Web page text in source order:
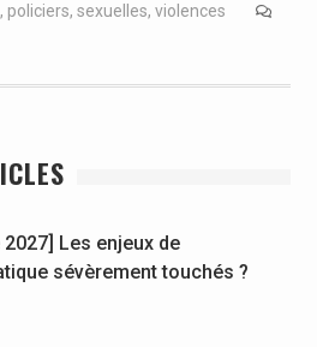
, policiers, sexuelles, violences
Les enjeux de
sévèrement touchés ?